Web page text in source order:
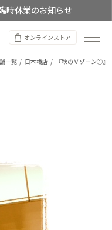
ーダースーツ
お知らせ
オンラインストア
一覧 日本橋店 『秋のＶゾーン①』